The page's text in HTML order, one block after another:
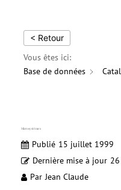
< Retour
Vous êtes ici:
Base de données
Microsystèmes
Publié 15 juillet 1999
Dernière mise à jour
Par Jean Claude